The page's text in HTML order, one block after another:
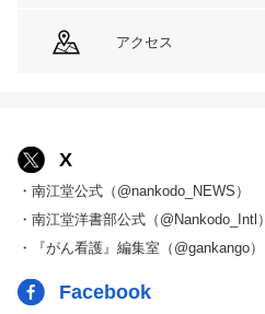
アクセス
X
・南江堂公式（@nankodo_NEWS）
・南江堂洋書部公式（@Nankodo_Intl）
・『がん看護』編集室（@gankango）
Facebook